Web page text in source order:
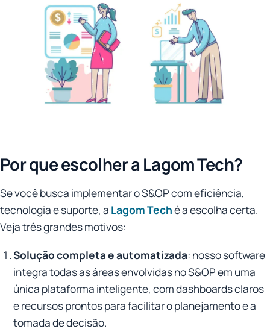
Por que escolher a Lagom Tech?
Se você busca implementar o S&OP com eficiência,
tecnologia e suporte, a Lagom Teché a escolha certa.
Veja três grandes motivos:
Solução completa e automatizada: nosso software
integra todas as áreas envolvidas no S&OP em uma
única plataforma inteligente, com dashboards claros
e recursos prontos para facilitar o planejamento e a
tomada de decisão.